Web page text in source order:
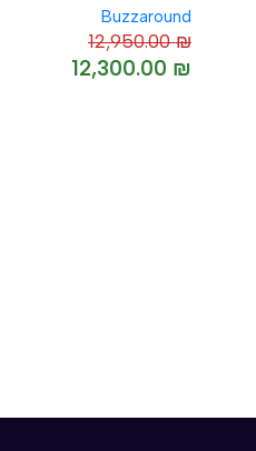
-5%
Buzzaround
12,950.00₪
12,300.00 ₪